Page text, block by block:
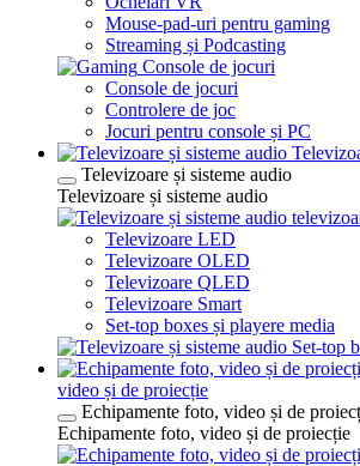
Mouse-pad-uri pentru gaming
Streaming și Podcasting
Console de jocuri
Console de jocuri
Controlere de joc
Jocuri pentru console și PC
Televizoare și sisteme audio
Televizoare și sisteme audio
Televizoare LED
Televizoare OLED
Televizoare QLED
Televizoare Smart
Set-top boxes și playere media
Set-top
video și de proiecție
Echipamente foto, video și de
Echipamente foto, video și de proiecție